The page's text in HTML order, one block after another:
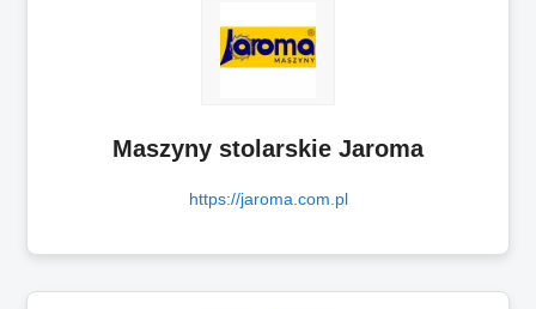
Maszyny stolarskie Jaroma
https://jaroma.com.pl